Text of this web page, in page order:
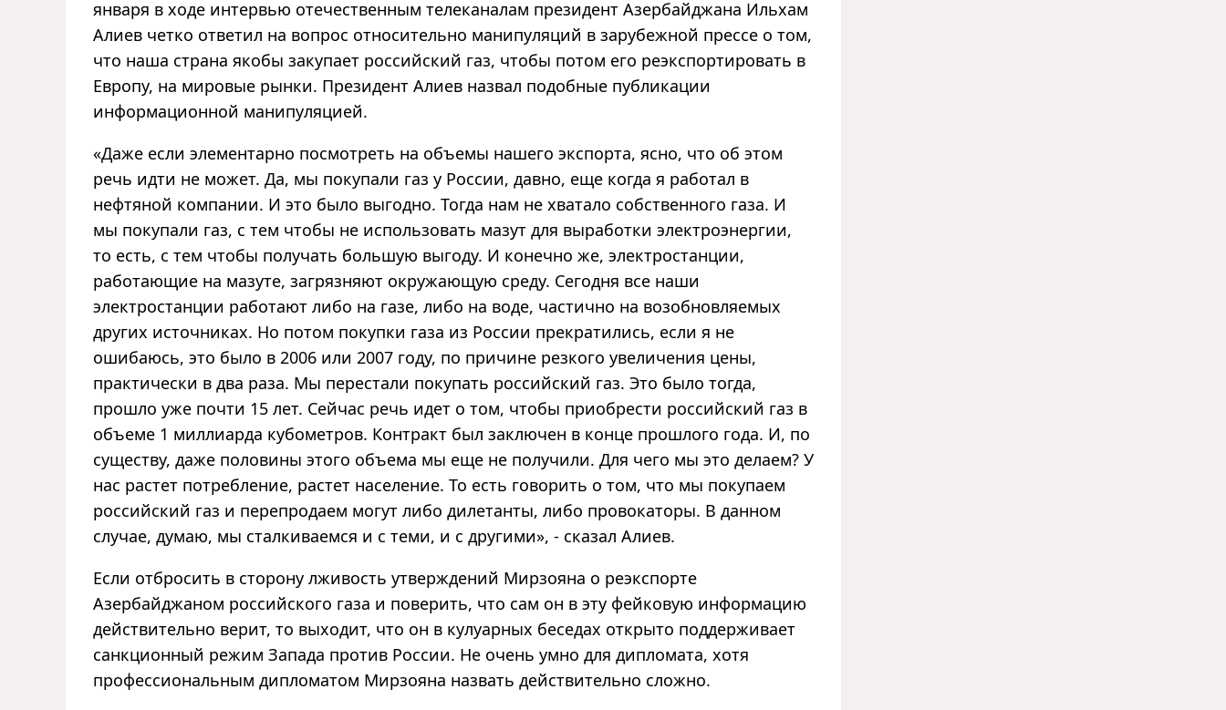
января в ходе интервью отечественным телеканалам президент Азербайджана Ильхам
Алиев четко ответил на вопрос относительно манипуляций в зарубежной прессе о том,
что наша страна якобы закупает российский газ, чтобы потом его реэкспортировать в
Европу, на мировые рынки. Президент Алиев назвал подобные публикации
информационной манипуляцией.
«Даже если элементарно посмотреть на объемы нашего экспорта, ясно, что об этом
речь идти не может. Да, мы покупали газ у России, давно, еще когда я работал в
нефтяной компании. И это было выгодно. Тогда нам не хватало собственного газа. И
мы покупали газ, с тем чтобы не использовать мазут для выработки электроэнергии,
то есть, с тем чтобы получать большую выгоду. И конечно же, электростанции,
работающие на мазуте, загрязняют окружающую среду. Сегодня все наши
электростанции работают либо на газе, либо на воде, частично на возобновляемых
других источниках. Но потом покупки газа из России прекратились, если я не
ошибаюсь, это было в 2006 или 2007 году, по причине резкого увеличения цены,
практически в два раза. Мы перестали покупать российский газ. Это было тогда,
прошло уже почти 15 лет. Сейчас речь идет о том, чтобы приобрести российский газ в
объеме 1 миллиарда кубометров. Контракт был заключен в конце прошлого года. И, по
существу, даже половины этого объема мы еще не получили. Для чего мы это делаем? У
нас растет потребление, растет население. То есть говорить о том, что мы покупаем
российский газ и перепродаем могут либо дилетанты, либо провокаторы. В данном
случае, думаю, мы сталкиваемся и с теми, и с другими», - сказал Алиев.
Если отбросить в сторону лживость утверждений Мирзояна о реэкспорте
Азербайджаном российского газа и поверить, что сам он в эту фейковую информацию
действительно верит, то выходит, что он в кулуарных беседах открыто поддерживает
санкционный режим Запада против России. Не очень умно для дипломата, хотя
профессиональным дипломатом Мирзояна назвать действительно сложно.